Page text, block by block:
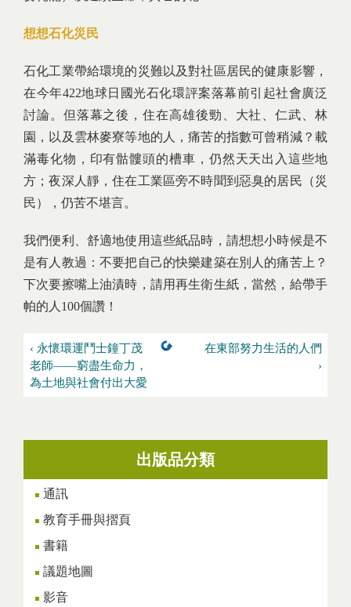
想想石化災民
石化工業帶給環境的災難以及對社區居民的健康影響，
在今年422地球日國光石化環評案落幕前引起社會廣泛
討論。但落幕之後，住在高雄後勁、大社、仁武、林
園，以及雲林麥寮等地的人，痛苦的指數可曾稍減？載
滿毒化物，印有骷髏頭的槽車，仍然天天出入這些地
方；夜深人靜，住在工業區旁不時聞到惡臭的居民（災
民），仍苦不堪言。
我們便利、舒適地使用這些紙品時，請想想小時候是不
是有人教過：不要把自己的快樂建築在別人的痛苦上？
下次要擦嘴上油漬時，請用再生衛生紙，當然，給帶手
帕的人100個讚！
‹ 永懷環運鬥士鐘丁茂
老師——窮盡生命力，
為土地與社會付出大愛
在東部努力生活的人們
›
出版品分類
通訊
教育手冊與摺頁
書籍
議題地圖
影音